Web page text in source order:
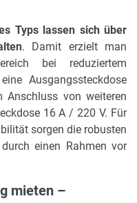
Typs lassen sich über
. Damit erzielt man
bei reduziertem
Ausgangssteckdose
von weiteren
16 A / 220 V. Für
sorgen die robusten
einen Rahmen vor
mieten –